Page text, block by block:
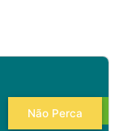
Não Perca